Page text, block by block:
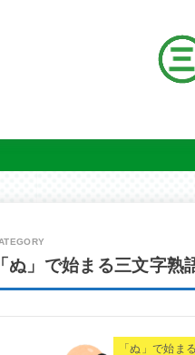
「ぬ」で始まる三文字熟
「ぬ」で始ま